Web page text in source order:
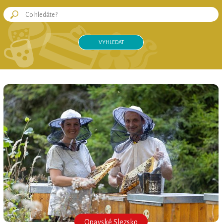
OPAVSKÉ SLEZSKO regionální produkt®
REGIONÁLNÍ ZNAČKA
OPAVSKÉ SLEZSKO regionální produkt®
Opavské Slezsko